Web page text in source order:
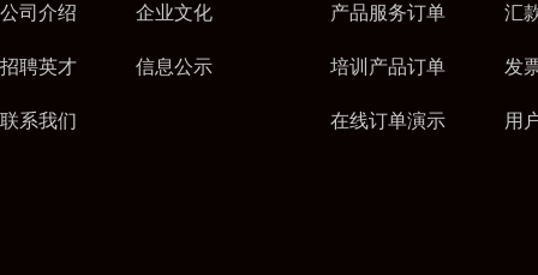
公司介绍 企业文化
招聘英才 信息公示
联系我们
产品服务订单 汇
培训产品订单 发
在线订单演示 用